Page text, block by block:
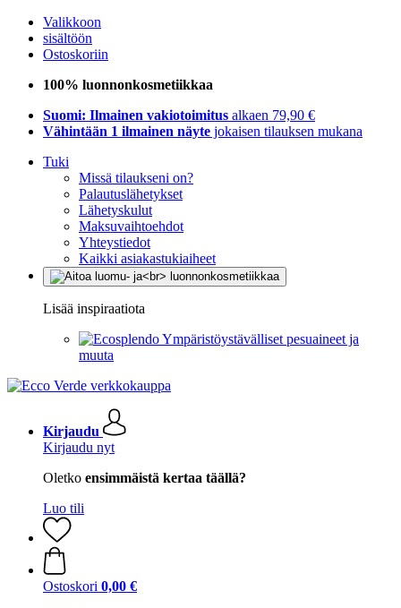
Valikkoon
sisältöön
Ostoskoriin
100% luonnonkosmetiikkaa
Suomi: Ilmainen vakiotoimitus alkaen 79,90 €
Vähintään 1 ilmainen näyte jokaisen tilauksen mukana
Tuki
Missä tilaukseni on?
Palautuslähetykset
Lähetyskulut
Maksuvaihtoehdot
Yhteystiedot
Kaikki asiakastukiaiheet
Lisää inspiraatiota
Ympäristöystävälliset pesuaineet ja
muuta
Kirjaudu
Kirjaudu nyt
Oletko ensimmäistä kertaa täällä?
Luo tili
Ostoskori 0,00 €